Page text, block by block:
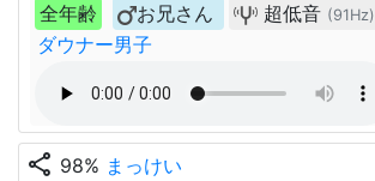
全年齢
お兄さん 超低音 (91Hz)
ダウナー男子
share 98% まっけい